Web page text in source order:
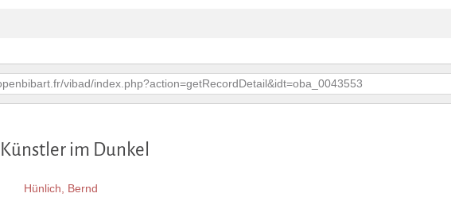
vibad/index.php?action=getRecordDetail&idt=oba_0043553
im Dunkel
Hünlich, Bernd